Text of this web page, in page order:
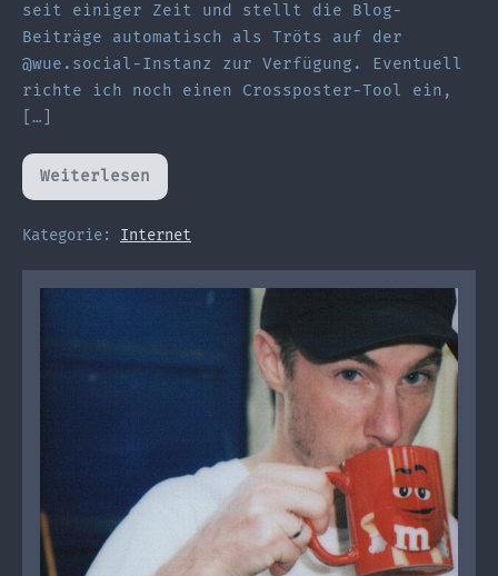
seit einiger Zeit und stellt die Blog-
Beiträge automatisch als Tröts auf der
@wue.social-Instanz zur Verfügung. Eventuell
richte ich noch einen Crossposter-Tool ein,
[…]
Weiterlesen
Twitter
stinkt
ich
wechsel
zu
Mastodon!
Kategorie: Internet